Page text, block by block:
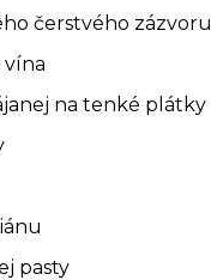
čerstvého zázvoru
na tenké plátky
pasty